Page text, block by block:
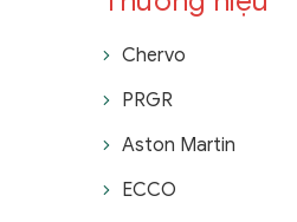
Chervo
PRGR
Aston Martin
ECCO